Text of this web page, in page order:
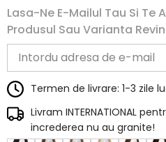
Lasa-Ne E-Mailul Tau Si Te
Produsul Sau Varianta
Termen de livrare: 1-3 zile
Livram INTERNATIONAL
increderea nu au granite!